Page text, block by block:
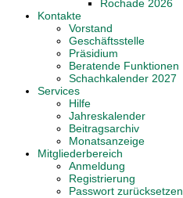
Rochade 2026
Kontakte
Vorstand
Geschäftsstelle
Präsidium
Beratende Funktionen
Schachkalender 2027
Services
Hilfe
Jahreskalender
Beitragsarchiv
Monatsanzeige
Mitgliederbereich
Anmeldung
Registrierung
Passwort zurücksetzen